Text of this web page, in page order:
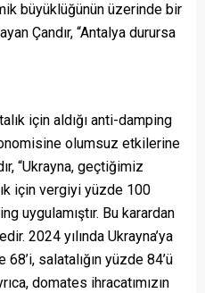
büyüklüğünün üzerinde bir
Çandır, “Antalya durursa
için aldığı anti-damping
olumsuz etkilerine
“Ukrayna, geçtiğimiz
için vergiyi yüzde 100
uygulamıştır. Bu karardan
2024 yılında Ukrayna’ya
salatalığın yüzde 84’ü
domates ihracatımızın